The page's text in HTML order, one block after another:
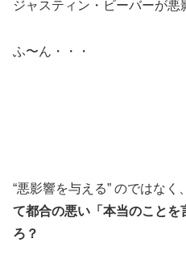
ジャスティン・ビーバーが悪
ふ〜ん・・・
“悪影響を与える” のではなく、
て都合の悪い「本当のこと
ろ？